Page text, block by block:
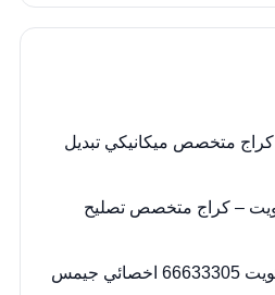
كراج متخصص ميكانيكي تبديل
– كراج متخصص تصليح
جيمس